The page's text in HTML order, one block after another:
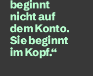
beginnt
nicht auf
dem Konto.
Sie beginnt
im Kopf.“